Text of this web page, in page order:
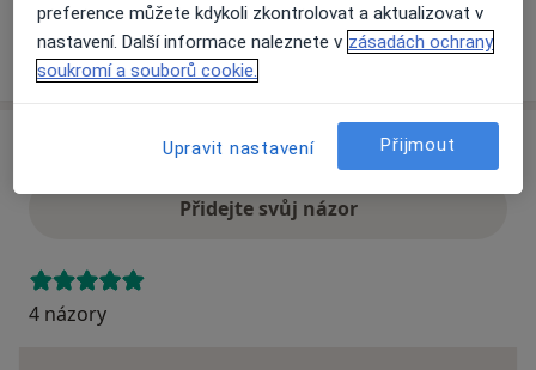
Více
Přidejte svůj názor
4 názory
preference můžete kdykoli zkontrolovat a aktualizovat v
nastavení. Další informace naleznete v zásadách ochrany
soukromí a souborů cookie.
Upravit nastavení Přijmout